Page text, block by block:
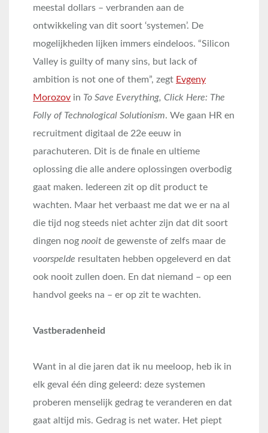
meestal dollars – verbranden aan de
ontwikkeling van dit soort ‘systemen’. De
mogelijkheden lijken immers eindeloos. “Silicon
Valley is guilty of many sins, but lack of
ambition is not one of them”, zegt Evgeny
Morozov in To Save Everything, Click Here: The
Folly of Technological Solutionism. We gaan HR en
recruitment digitaal de 22e eeuw in
parachuteren. Dit is de finale en ultieme
oplossing die alle andere oplossingen overbodig
gaat maken. Iedereen zit op dit product te
wachten. Maar het verbaast me dat we er na al
die tijd nog steeds niet achter zijn dat dit soort
dingen nog nooit de gewenste of zelfs maar de
voorspelde resultaten hebben opgeleverd en dat
ook nooit zullen doen. En dat niemand – op een
handvol geeks na – er op zit te wachten.
Vastberadenheid
Want in al die jaren dat ik nu meeloop, heb ik in
elk geval één ding geleerd: deze systemen
proberen menselijk gedrag te veranderen en dat
gaat altijd mis. Gedrag is net water. Het piept